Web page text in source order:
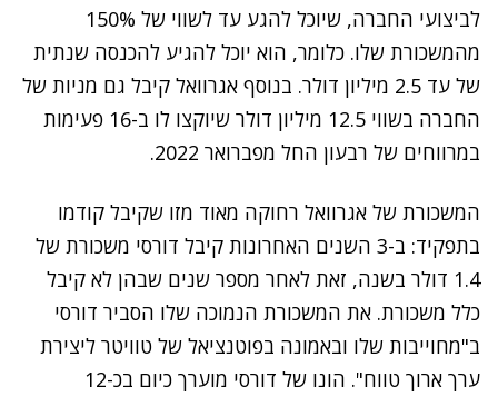
לביצועי החברה, שיוכל להגע עד לשווי של 150%
מהמשכורת שלו. כלומר, הוא יוכל להגיע להכנסה שנתית
של עד 2.5 מיליון דולר. בנוסף אגרוואל קיבל גם מניות של
החברה בשווי 12.5 מיליון דולר שיוקצו לו ב-16 פעימות
במרווחים של רבעון החל מפברואר 2022.
המשכורת של אגרוואל רחוקה מאוד מזו שקיבל קודמו
בתפקיד: ב-3 השנים האחרונות קיבל דורסי משכורת של
1.4 דולר בשנה, זאת לאחר מספר שנים שבהן לא קיבל
כלל משכורת. את המשכורת הנמוכה שלו הסביר דורסי
ב"מחוייבות שלו ובאמונה בפוטנציאל של טוויטר ליצירת
ערך ארוך טווח". הונו של דורסי מוערך כיום בכ-12